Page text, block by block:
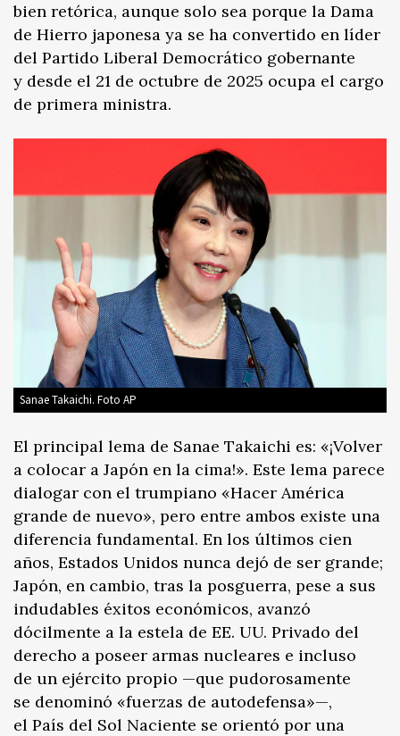
bien retórica, aunque solo sea porque la Dama
de Hierro japonesa ya se ha convertido en líder
del Partido Liberal Democrático gobernante
y desde el 21 de octubre de 2025 ocupa el cargo
de primera ministra.
Sanae Takaichi. Foto AP
El principal lema de Sanae Takaichi es: «¡Volver
a colocar a Japón en la cima!». Este lema parece
dialogar con el trumpiano «Hacer América
grande de nuevo», pero entre ambos existe una
diferencia fundamental. En los últimos cien
años, Estados Unidos nunca dejó de ser grande;
Japón, en cambio, tras la posguerra, pese a sus
indudables éxitos económicos, avanzó
dócilmente a la estela de EE. UU. Privado del
derecho a poseer armas nucleares e incluso
de un ejército propio —que pudorosamente
se denominó «fuerzas de autodefensa»—,
el País del Sol Naciente se orientó por una